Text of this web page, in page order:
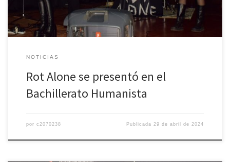
NOTICIAS
Rot Alone se presentó en el
Bachillerato Humanista
por c2070238 Publicada 29 de abril de 2024